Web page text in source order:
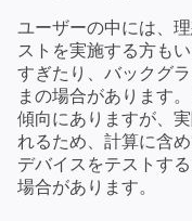
ユーザーの中には、
ストを実施する方も
すぎたり、バックグ
まの場合があります
傾向にありますが、
れるため、計算に含
デバイスをテストす
場合があります。